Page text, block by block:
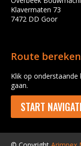
Klavermaten 73
7472 DD Goor
Route
Klik op
gaan.
START